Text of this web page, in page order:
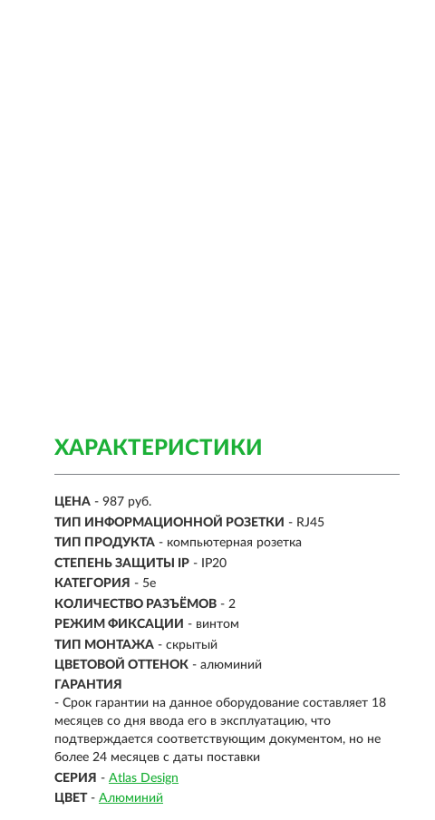
ХАРАКТЕРИСТИКИ
ЦЕНА - 987 руб.
ТИП ИНФОРМАЦИОННОЙ РОЗЕТКИ - RJ45
ТИП ПРОДУКТА - компьютерная розетка
СТЕПЕНЬ ЗАЩИТЫ IP - IP20
КАТЕГОРИЯ - 5e
КОЛИЧЕСТВО РАЗЪЁМОВ - 2
РЕЖИМ ФИКСАЦИИ - винтом
ТИП МОНТАЖА - скрытый
ЦВЕТОВОЙ ОТТЕНОК - алюминий
ГАРАНТИЯ
- Срок гарантии на данное оборудование составляет 18
месяцев со дня ввода его в эксплуатацию, что
подтверждается соответствующим документом, но не
более 24 месяцев с даты поставки
СЕРИЯ - Atlas Design
ЦВЕТ - Алюминий